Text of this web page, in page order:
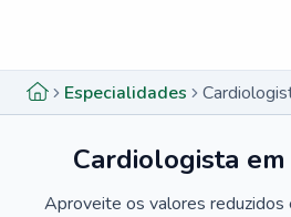
Especialidades
Cardiologista
Aproveite os valores reduzidos